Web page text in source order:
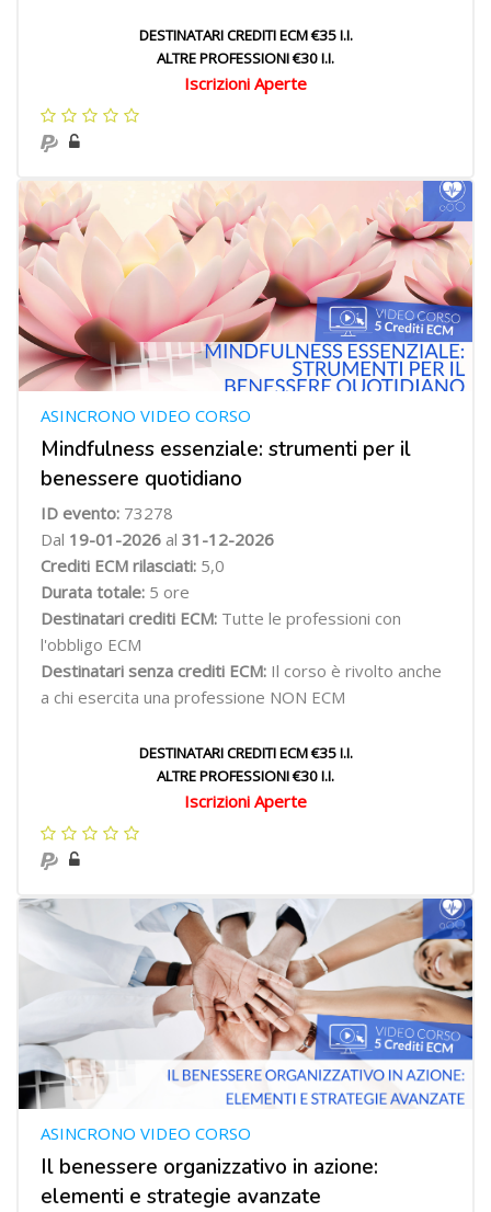
DESTINATARI CREDITI ECM €35 I.I.
ALTRE PROFESSIONI €30 I.I.
Iscrizioni Aperte
Mindfulness essenziale: strumenti per il
benessere quotidiano
ASINCRONO VIDEO CORSO
ID evento: 73278
Dal 19-01-2026 al 31-12-2026
Crediti ECM rilasciati: 5,0
Durata totale: 5 ore
Destinatari crediti ECM: Tutte le professioni con
l'obbligo ECM
Destinatari senza crediti ECM: Il corso è rivolto anche
a chi esercita una professione NON ECM
DESTINATARI CREDITI ECM €35 I.I.
ALTRE PROFESSIONI €30 I.I.
Iscrizioni Aperte
Il benessere organizzativo in azione:
elementi e strategie avanzate
ASINCRONO VIDEO CORSO